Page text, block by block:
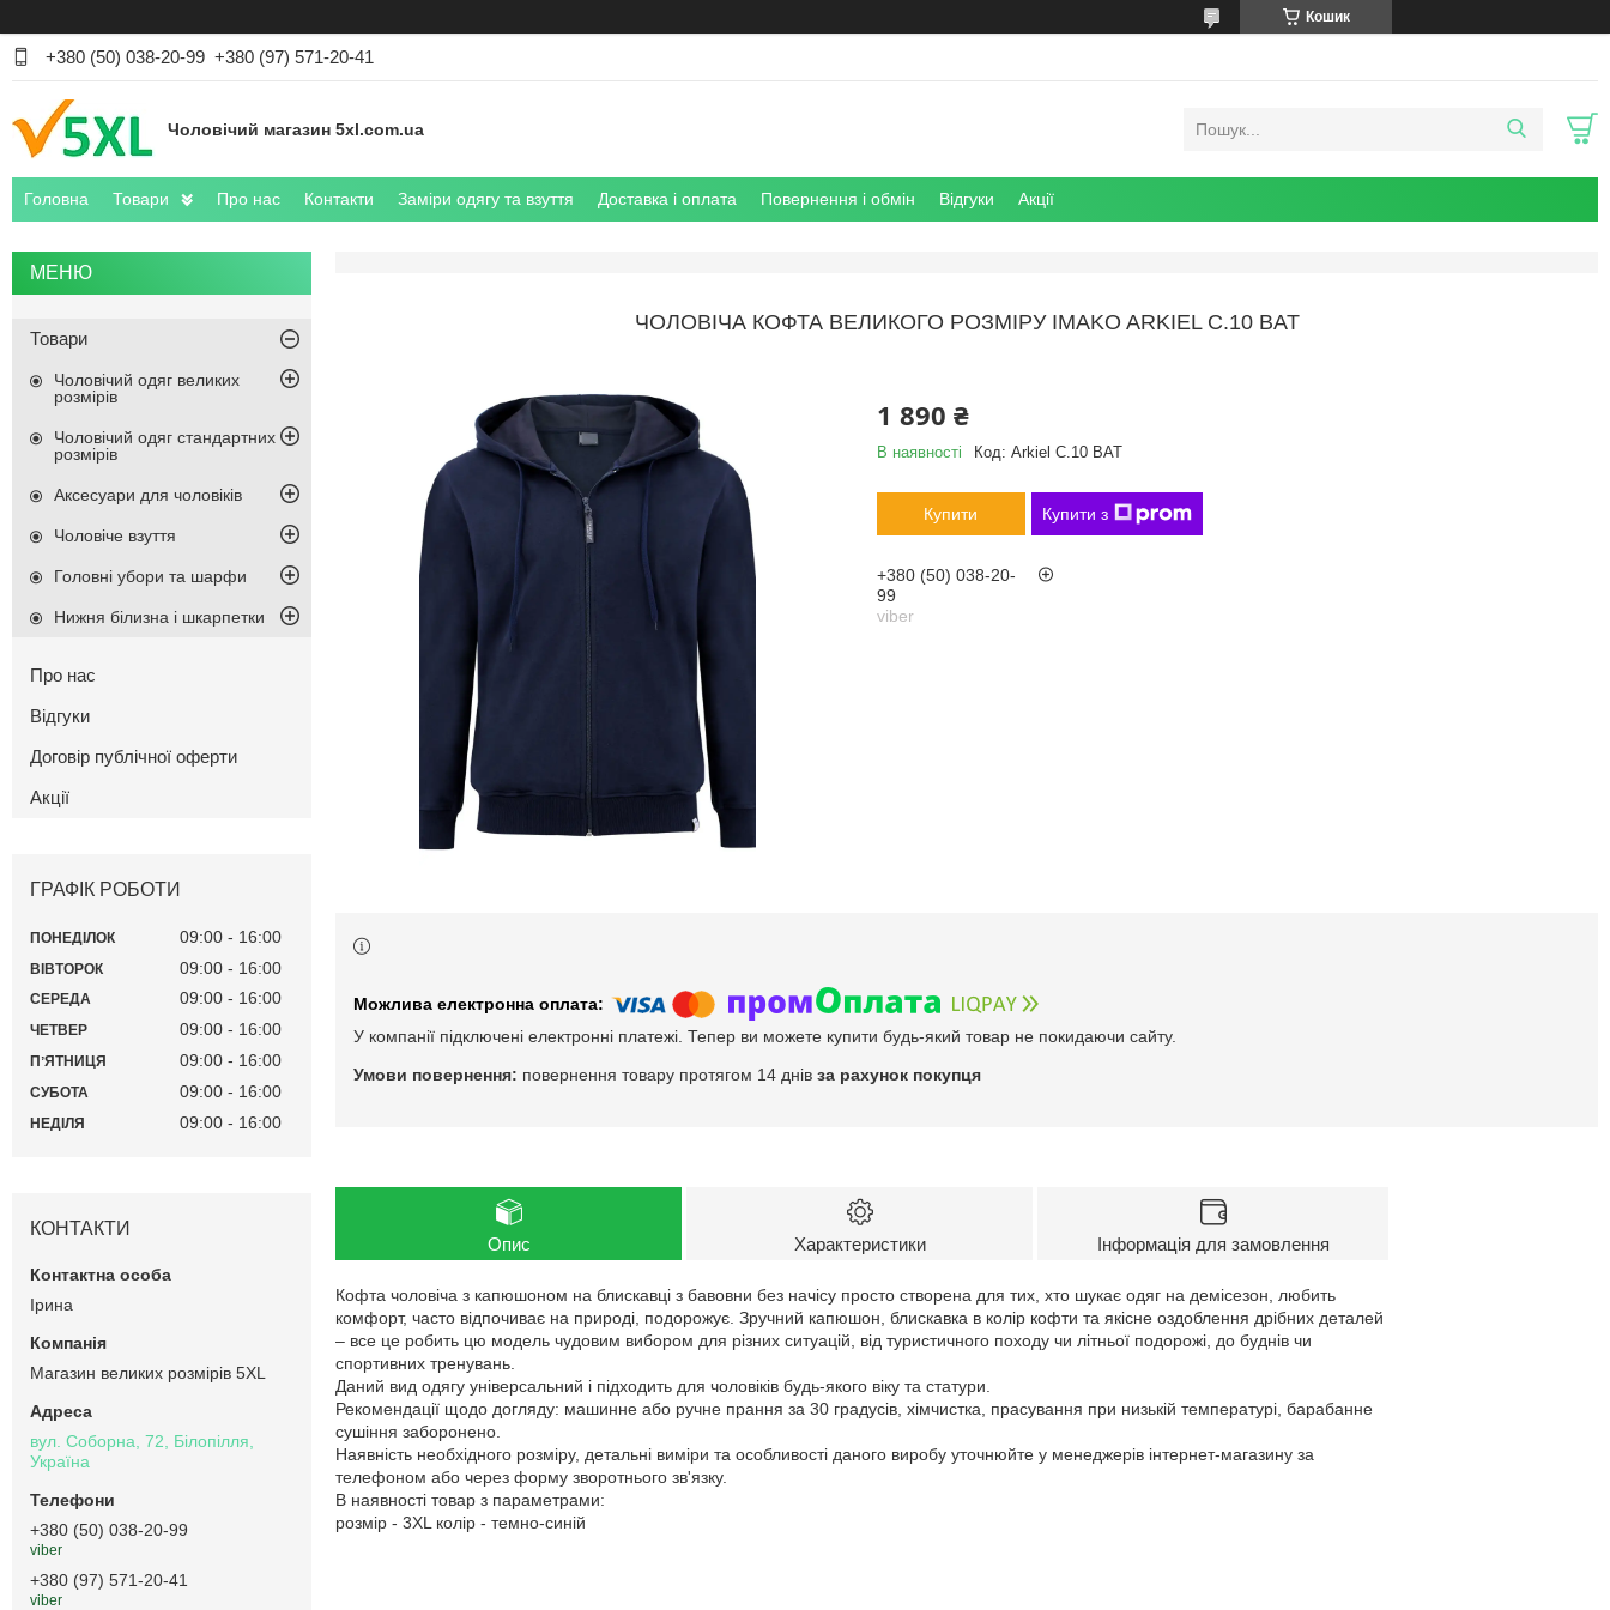
Кошик
+380 (50) 038-20-99 +380 (97) 571-20-41
Чоловічий магазин 5xl.com.ua
Головна Товари Про нас Контакти Заміри одягу та взуття Доставка і оплата Повернення і обмін Відгуки Акції
ЧОЛОВІЧА КОФТА ВЕЛИКОГО РОЗМІРУ IMAKO ARKIEL C.10 BAT
1 890 ₴
В наявності Код: Arkiel C.10 BAT
Купити Купити з
+380 (50) 038-20-
99
viber
У компанії підключені електронні платежі. Тепер ви можете купити будь-який товар не покидаючи сайту.
повернення товару протягом 14 днів за рахунок покупця
Опис Характеристики Інформація для замовлення
Кофта чоловіча з капюшоном на блискавці з бавовни без начісу просто створена для тих, хто шукає одяг на демісезон, любить
комфорт, часто відпочиває на природі, подорожує. Зручний капюшон, блискавка в колір кофти та якісне оздоблення дрібних деталей
– все це робить цю модель чудовим вибором для різних ситуацій, від туристичного походу чи літньої подорожі, до буднів чи
спортивних тренувань.
Даний вид одягу універсальний і підходить для чоловіків будь-якого віку та статури.
Рекомендації щодо догляду: машинне або ручне прання за 30 градусів, хімчистка, прасування при низькій температурі, барабанне
сушіння заборонено.
Наявність необхідного розміру, детальні виміри та особливості даного виробу уточнюйте у менеджерів інтернет-магазину за
телефоном або через форму зворотнього зв'язку.
В наявності товар з параметрами:
розмір - 3XL колір - темно-синій
Товари
Чоловічий одяг великих
розмірів
Чоловічий одяг стандартних
розмірів
Аксесуари для чоловіків
Чоловіче взуття
Головні убори та шарфи
Нижня білизна і шкарпетки
Про нас
Відгуки
Договір публічної оферти
Акції
ГРАФІК РОБОТИ
ПОНЕДІЛОК 09:00 16:00
ВІВТОРОК 09:00 16:00
СЕРЕДА 09:00 16:00
ЧЕТВЕР 09:00 16:00
ПʼЯТНИЦЯ 09:00 16:00
СУБОТА 09:00 16:00
НЕДІЛЯ 09:00 16:00
КОНТАКТИ
Ірина
Магазин великих розмірів 5XL
вул. Соборна, 72, Білопілля,
Україна
+380 (50) 038-20-99
viber
+380 (97) 571-20-41
viber